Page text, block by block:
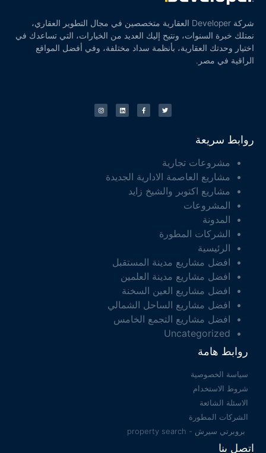
شركة Developer العقارية متخصصين في مجال التطوير العقاري،
نمتلك خبرة السنوات، ونتيح إليك العديد من الخيارات، التي تساعدك في
اختيار وحدتك العقارية، بأنظمة سداد مختلفة، وفي أفضل المواقع
الراقية في مصر.
روابط سريعة
مشروعات تجارية
مشاريع العاصمة الادارية الجديدة
مشاريع اكتوبر والشيخ زايد
المشروعات
المدونة
الشركات المطورة
الرئيسية
افضل مشاريع مدينة المستقبل
افضل مشاريع مدينة العلمين
افضل مشاريع العين السخنة
افضل مشاريع الساحل الشمالي
افضل مشاريع التجمع الخامس
Uncategorized
روابط هامة
سياسة الخصوصية
شروط الاستخدام
الاسئلة الشائعة
الشركات المطورة
بروبرتي سيرش - property search
اتصل بنا